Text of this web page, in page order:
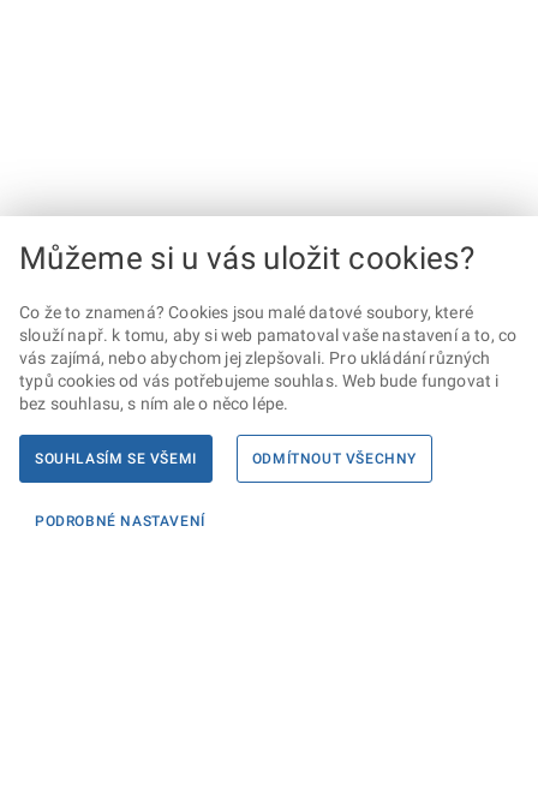
Můžeme si u vás uložit cookies?
Co že to znamená? Cookies jsou malé datové soubory, které
slouží např. k tomu, aby si web pamatoval vaše nastavení a to, co
vás zajímá, nebo abychom jej zlepšovali. Pro ukládání různých
typů cookies od vás potřebujeme souhlas. Web bude fungovat i
bez souhlasu, s ním ale o něco lépe.
SOUHLASÍM SE VŠEMI ODMÍTNOUT VŠECHNY
PODROBNÉ NASTAVENÍ